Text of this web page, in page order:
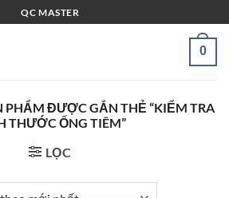
QC MASTER
0
PHẨM ĐƯỢC GẮN THẺ “KIỂM TRA
THƯỚC ỐNG TIÊM”
LỌC